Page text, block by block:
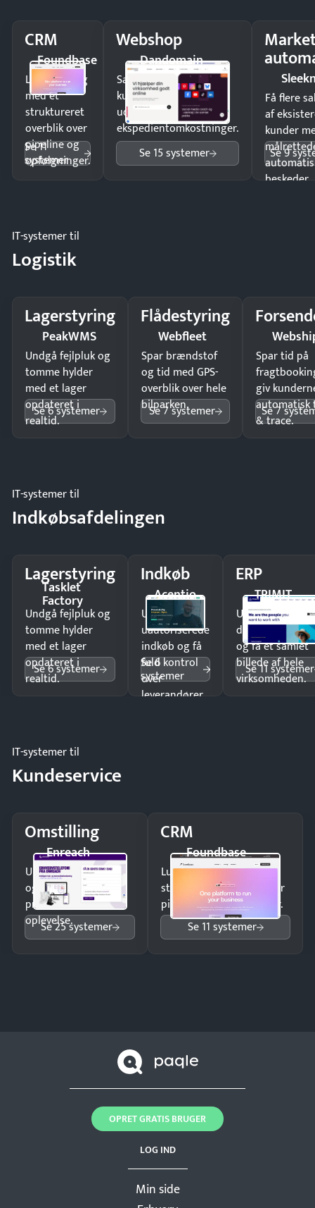
CRM
Foundbase
Luk flere salg
med et
struktureret
overblik over
pipeline og
opfølgninger.
Se 11
systemer
Webshop
Dandomain
Sælg produkter 24/7 til
kunder i hele landet
uden
ekspedientomkostninger.
Se 15 systemer
Få flere
af
kunder
beskeder.
Se 9
IT-systemer til
Logistik
Lagerstyring
PeakWMS
Undgå fejlpluk og
tomme hylder
med et lager
opdateret i
realtid.
Se 6 systemer
Flådestyring
Webfleet
Spar brændstof
og tid med GPS-
overblik over hele
bilparken.
Se 7 systemer
Spar tid på
giv
automatisk
& trace.
Se 7
IT-systemer til
Indkøbsafdelingen
Lagerstyring
Tasklet
Factory
Undgå fejlpluk og
tomme hylder
med et lager
opdateret i
realtid.
Se 6 systemer
Indkøb
Acentio
Undgå
uautoriserede
indkøb og få
fuld kontrol
over
leverandører
Se 6
systemer
ERP
TRIMIT
Undgå
og få ét samlet
billede af hele
virksomheden.
Se 11 systemer
IT-systemer til
Kundeservice
Omstilling
Enreach
Undgå tabte opkald
og giv kunderne en
professionel
oplevelse.
Se 25 systemer
CRM
Foundbase
Luk flere salg med et
struktureret overblik over
pipeline og opfølgninger.
Se 11 systemer
Min side
LOG IND
OPRET GRATIS BRUGER